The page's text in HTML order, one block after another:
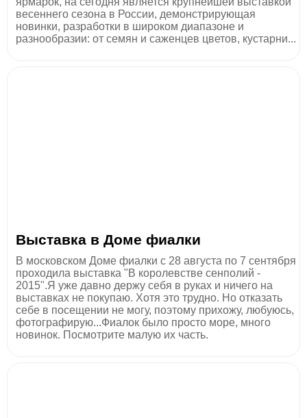
весеннего сезона в России, демонстрирующая
новинки, разработки в широком диапазоне и
разнообразии: от семян и саженцев цветов, кустарни...
Выставка в Доме фиалки
В московском Доме фиалки с 28 августа по 7 сентября
проходила выставка "В королевстве сенполий -
2015".Я уже давно держу себя в руках и ничего на
выставках не покупаю. Хотя это трудно. Но отказать
себе в посещении не могу, поэтому прихожу, любуюсь,
фотографирую...Фиалок было просто море, много
новинок. Посмотрите малую их часть.